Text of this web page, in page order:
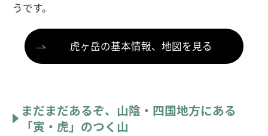
うです。
虎ヶ岳の基本情報、地図を見る
まだまだあるぞ、山陰・四国地方にある
「寅・虎」のつく山